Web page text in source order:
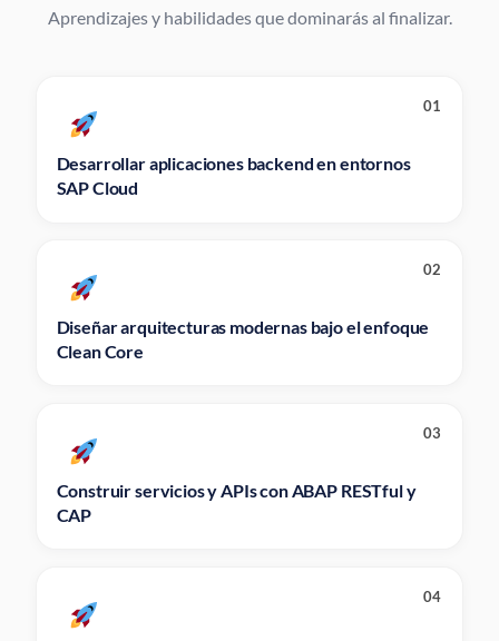
Aprendizajes y habilidades que dominarás al finalizar.
01
Desarrollar aplicaciones backend en entornos
SAP Cloud
02
Diseñar arquitecturas modernas bajo el enfoque
Clean Core
03
Construir servicios y APIs con ABAP RESTful y
CAP
04